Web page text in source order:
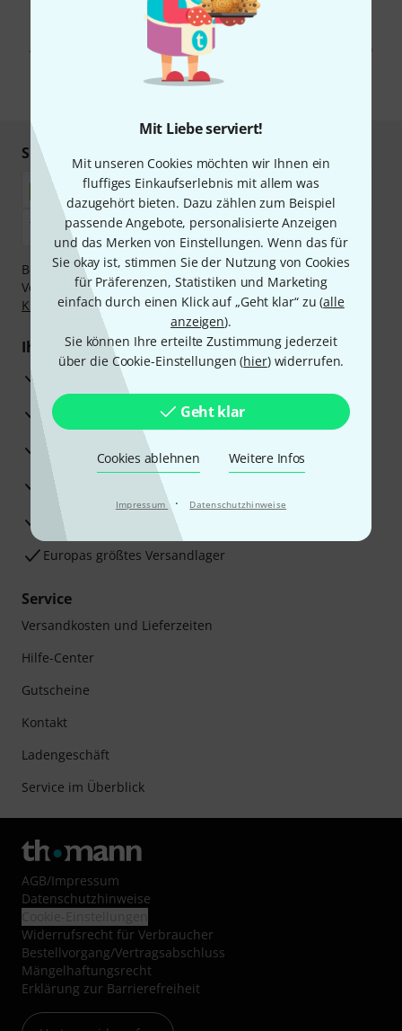
Mit Liebe serviert!
Mit unseren Cookies möchten wir Ihnen ein
fluffiges Einkaufserlebnis mit allem was
dazugehört bieten. Dazu zählen zum Beispiel
passende Angebote, personalisierte Anzeigen
und das Merken von Einstellungen. Wenn das für
Sie okay ist, stimmen Sie der Nutzung von Cookies
für Präferenzen, Statistiken und Marketing
einfach durch einen Klick auf „Geht klar“ zu (alle
anzeigen).
Sie können Ihre erteilte Zustimmung jederzeit
über die Cookie-Einstellungen (hier) widerrufen.
Geht klar
Cookies ablehnen Weitere Infos
Impressum · Datenschutzhinweise
Mit Klick auf „Jetzt anmelden“ stimmen Sie dem Erhalt von E-Mail-
Werbung und einer Messung des E-Mail-Nutzungsverhaltens zu. Die
Abmeldung ist jederzeit möglich. Weitere Informationen finden Sie in
unserenDatenschutzhinweisen
* Pflichtfeld
Sicher einkaufen & bezahlen
Bezahlen Sie vertraulich und sicher per Nachnahme,
Vorkasse, PayPal, Amazon Pay,Klarna Sofort bezahlen
Klarna Ratenzahlungoder Kreditkarte.
Ihre Vorteile
3 Jahre Thomann Garantie
30 Tage Money-Back-Garantie
Beratung durch Fachexperten
Zufriedenheitsgarantie
Europas größtes Versandlager
Service
Versandkosten und Lieferzeiten
Hilfe-Center
Gutscheine
Kontakt
Ladengeschäft
Service im Überblick
AGB/Impressum
Datenschutzhinweise
Widerrufsrecht für Verbraucher
Bestellvorgang/Vertragsabschluss
Mängelhaftungsrecht
Erklärung zur Barrierefreiheit